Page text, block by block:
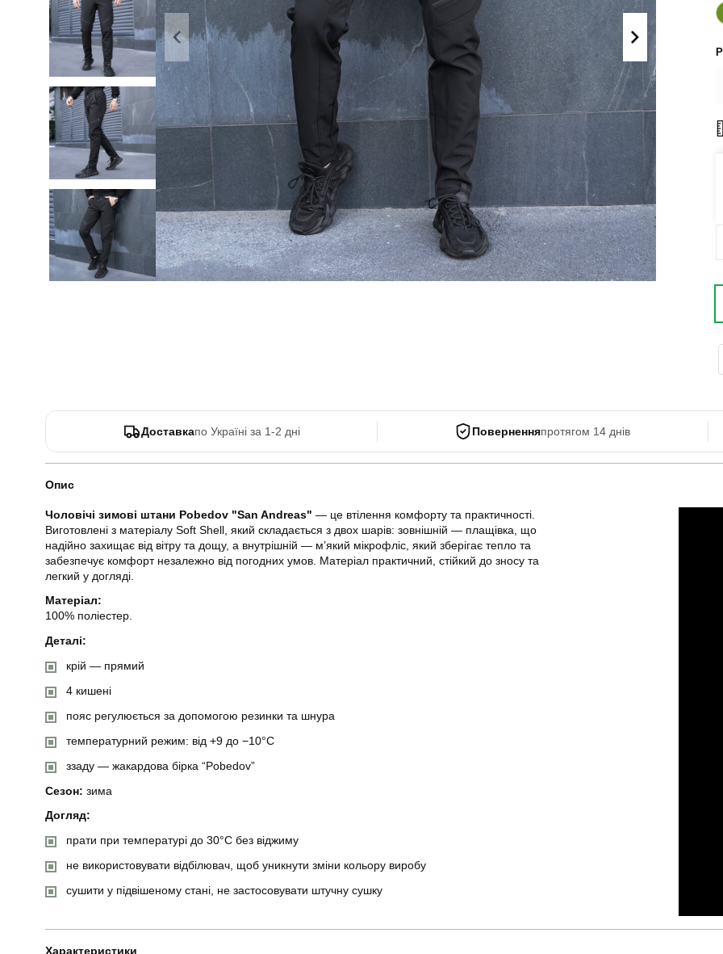
Літні комплекти
Комбінезони
Спортивні
костюми
Кежуал
Поло
Сорочки
Футболки
Майки
ХУДІ, СВІТШОТИ, СВЕТРИ
Кофти
Светри
Світшоти
Худі
Боді
Доставкапо Україні за 1-2 дні Поверненняпротягом 14 днів
Опис
Чоловічі зимові штани Pobedov "San Andreas" — це втілення комфорту та практичності.
Виготовлені з матеріалу Soft Shell, який складається з двох шарів: зовнішній — плащівка, що
надійно захищає від вітру та дощу, а внутрішній — м’який мікрофліс, який зберігає тепло та
забезпечує комфорт незалежно від погодних умов. Матеріал практичний, стійкий до зносу та
легкий у догляді.
Матеріал:
100% поліестер.
Деталі:
крій — прямий
4 кишені
пояс регулюється за допомогою резинки та шнура
температурний режим: від +9 до −10°C
ззаду — жакардова бірка “Pobedov”
Сезон: зима
Догляд:
прати при температурі до 30°C без віджиму
не використовувати відбілювач, щоб уникнути зміни кольору виробу
сушити у підвішеному стані, не застосовувати штучну сушку
Характеристики